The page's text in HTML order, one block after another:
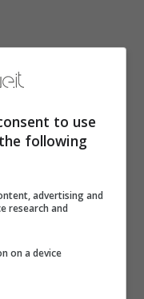
dello
to use
following
advertising and
research and
on a device